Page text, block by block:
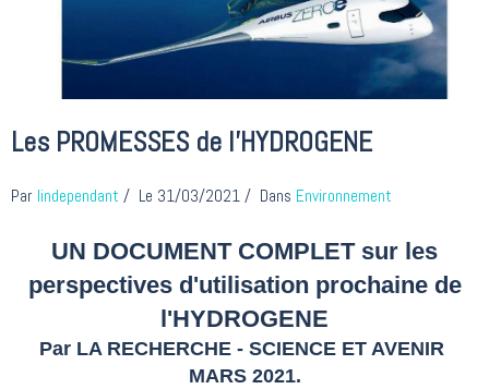
Les PROMESSES de l'HYDROGENE
Par lindependant Le 31/03/2021 Dans Environnement
UN DOCUMENT COMPLET sur les
perspectives d'utilisation prochaine de
l'HYDROGENE
Par LA RECHERCHE - SCIENCE ET AVENIR
MARS 2021.